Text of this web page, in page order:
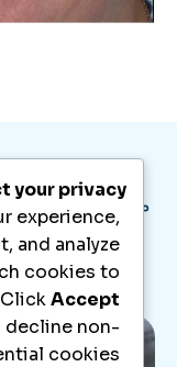
مدونة
your privacy
experience,
and analyze
cookies to
ClickAccept
decline non-
cookies.